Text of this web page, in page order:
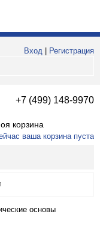
Вход
Регистрация
+7 (499) 148-9970
корзина
ваша корзина пуста
основы